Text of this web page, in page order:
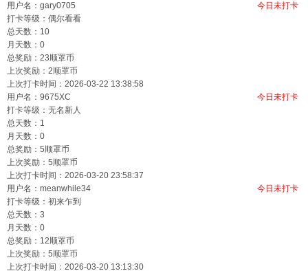
用户名： gary0705
今日未打卡
打卡等级：偶尔看看
总天数：10
月天数：0
总奖励：23顺罩币
上次奖励：2顺罩币
上次打卡时间：2026-03-22 13:38:58
用户名： 9675XC
今日未打卡
打卡等级：无名新人
总天数：1
月天数：0
总奖励：5顺罩币
上次奖励：5顺罩币
上次打卡时间：2026-03-20 23:58:37
用户名： meanwhile34
今日未打卡
打卡等级：初来乍到
总天数：3
月天数：0
总奖励：12顺罩币
上次奖励：5顺罩币
上次打卡时间：2026-03-20 13:13:30